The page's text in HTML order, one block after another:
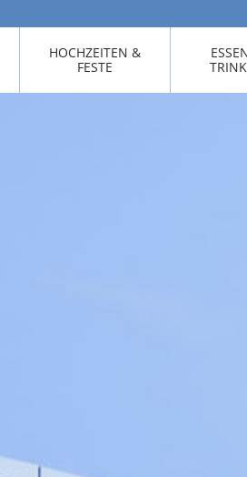
HOCHZEITEN &
FESTE